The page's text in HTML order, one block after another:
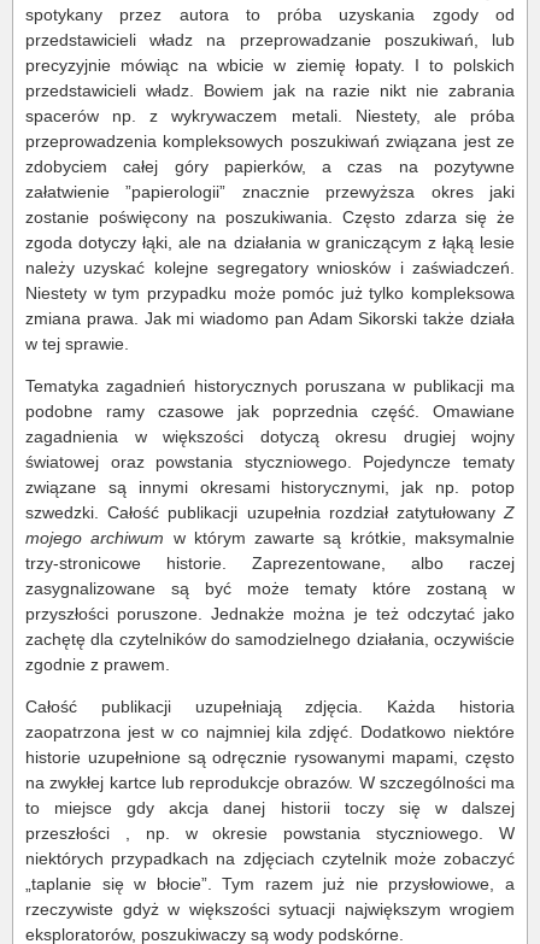
spotykany przez autora to próba uzyskania zgody od
przedstawicieli władz na przeprowadzanie poszukiwań, lub
precyzyjnie mówiąc na wbicie w ziemię łopaty. I to polskich
przedstawicieli władz. Bowiem jak na razie nikt nie zabrania
spacerów np. z wykrywaczem metali. Niestety, ale próba
przeprowadzenia kompleksowych poszukiwań związana jest ze
zdobyciem całej góry papierków, a czas na pozytywne
załatwienie ”papierologii” znacznie przewyższa okres jaki
zostanie poświęcony na poszukiwania. Często zdarza się że
zgoda dotyczy łąki, ale na działania w graniczącym z łąką lesie
należy uzyskać kolejne segregatory wniosków i zaświadczeń.
Niestety w tym przypadku może pomóc już tylko kompleksowa
zmiana prawa. Jak mi wiadomo pan Adam Sikorski także działa
w tej sprawie.
Tematyka zagadnień historycznych poruszana w publikacji ma
podobne ramy czasowe jak poprzednia część. Omawiane
zagadnienia w większości dotyczą okresu drugiej wojny
światowej oraz powstania styczniowego. Pojedyncze tematy
związane są innymi okresami historycznymi, jak np. potop
szwedzki. Całość publikacji uzupełnia rozdział zatytułowany Z
mojego archiwum w którym zawarte są krótkie, maksymalnie
trzy-stronicowe historie. Zaprezentowane, albo raczej
zasygnalizowane są być może tematy które zostaną w
przyszłości poruszone. Jednakże można je też odczytać jako
zachętę dla czytelników do samodzielnego działania, oczywiście
zgodnie z prawem.
Całość publikacji uzupełniają zdjęcia. Każda historia
zaopatrzona jest w co najmniej kila zdjęć. Dodatkowo niektóre
historie uzupełnione są odręcznie rysowanymi mapami, często
na zwykłej kartce lub reprodukcje obrazów. W szczególności ma
to miejsce gdy akcja danej historii toczy się w dalszej
przeszłości , np. w okresie powstania styczniowego. W
niektórych przypadkach na zdjęciach czytelnik może zobaczyć
„taplanie się w błocie”. Tym razem już nie przysłowiowe, a
rzeczywiste gdyż w większości sytuacji największym wrogiem
eksploratorów, poszukiwaczy są wody podskórne.